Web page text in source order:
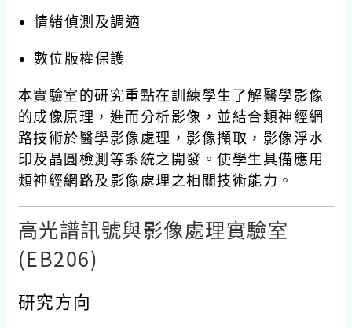
情緒偵測及調適
數位版權保護
本實驗室的研究重點在訓練學生了解醫學影像
的成像原理，進而分析影像，並結合類神經網
路技術於醫學影像處理，影像擷取，影像浮水
印及晶圓檢測等系統之開發。使學生具備應用
類神經網路及影像處理之相關技術能力。
高光譜訊號與影像處理實驗室
(EB206)
研究方向